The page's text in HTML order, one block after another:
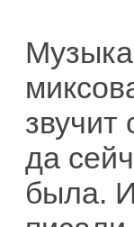
да
была.